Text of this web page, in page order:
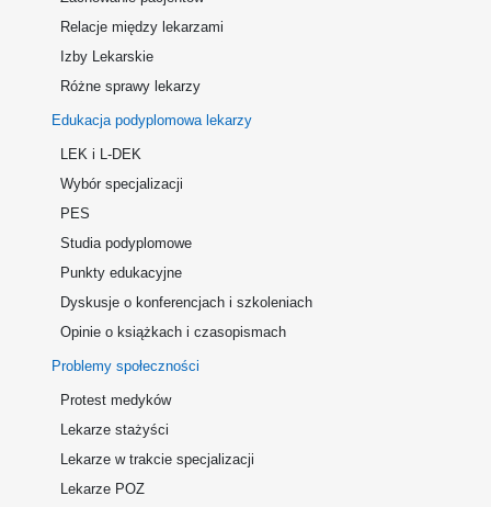
Relacje między lekarzami
Izby Lekarskie
Różne sprawy lekarzy
Edukacja podyplomowa lekarzy
LEK i L-DEK
Wybór specjalizacji
PES
Studia podyplomowe
Punkty edukacyjne
Dyskusje o konferencjach i szkoleniach
Opinie o książkach i czasopismach
Problemy społeczności
Protest medyków
Lekarze stażyści
Lekarze w trakcie specjalizacji
Lekarze POZ